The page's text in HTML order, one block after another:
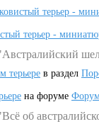
терьер -
терьер -
терьере в раздел
на форуме
об